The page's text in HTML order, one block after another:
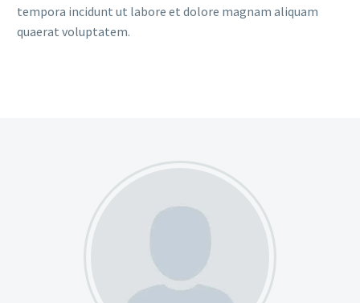
tempora incidunt ut labore et dolore magnam aliquam
quaerat voluptatem.